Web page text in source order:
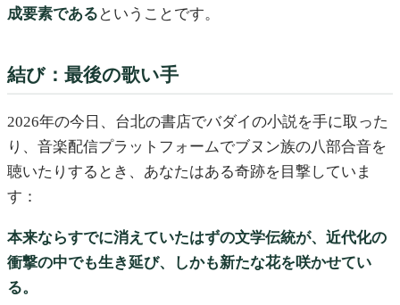
成要素である ということです。
結び：最後の歌い手
2026年の今日、台北の書店でバダイの小説を手に取った
り、音楽配信プラットフォームでブヌン族の八部合音を
聴いたりするとき、あなたはある奇跡を目撃していま
す：
本来ならすでに消えていたはずの文学伝統が、近代化の
衝撃の中でも生き延び、しかも新たな花を咲かせてい
る。